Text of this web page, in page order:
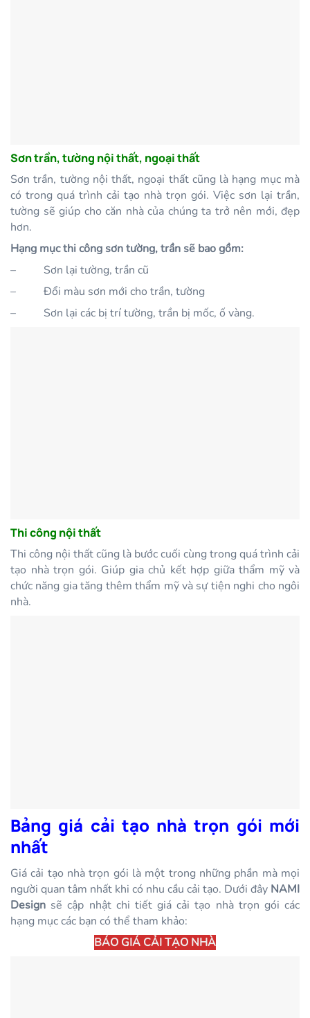
Sơn trần, tường nội thất, ngoại thất
Sơn trần, tường nội thất, ngoại thất cũng là hạng mục mà
có trong quá trình cải tạo nhà trọn gói. Việc sơn lại trần,
tường sẽ giúp cho căn nhà của chúng ta trở nên mới, đẹp
hơn.
Hạng mục thi công sơn tường, trần sẽ bao gồm:
–
Sơn lại tường, trần cũ
–
Đổi màu sơn mới cho trần, tường
–
Sơn lại các bị trí tường, trần bị mốc, ố vàng.
Thi công nội thất
Thi công nội thất cũng là bước cuối cùng trong quá trình cải
tạo nhà trọn gói. Giúp gia chủ kết hợp giữa thẩm mỹ và
chức năng gia tăng thêm thẩm mỹ và sự tiện nghi cho ngôi
nhà.
Bảng giá cải tạo nhà trọn gói mới
nhất
Giá cải tạo nhà trọn gói là một trong những phần mà mọi
người quan tâm nhất khi có nhu cầu cải tạo. Dưới đây NAMI
Design sẽ cập nhật chi tiết giá cải tạo nhà trọn gói các
hạng mục các bạn có thể tham khảo:
BÁO GIÁ CẢI TẠO NHÀ